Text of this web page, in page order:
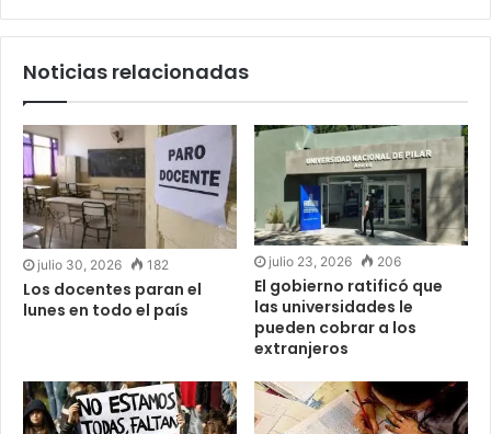
Noticias relacionadas
julio 30, 2026 182
Los docentes paran el
lunes en todo el país
julio 23, 2026 206
El gobierno ratificó que
las universidades le
pueden cobrar a los
extranjeros